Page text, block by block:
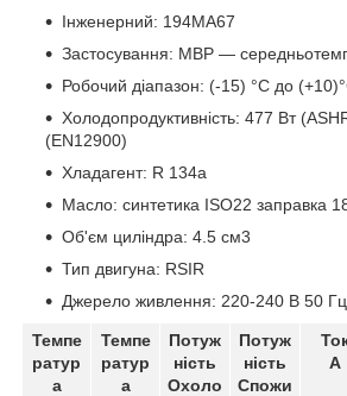
Інженерний: 194MA67
Застосування: MBP —
Робочий діапазон: (-15) °C до
Холодопродуктивність: 477 Вт
(EN12900)
Хладагент: R 134a
Масло: синтетика ISO22 заправка
Об'єм циліндра: 4.5 см3
Тип двигуна: RSIR
Джерело живлення: 220-240 В 50 Гц
Темпе
ратур
а
Темпе
ратур
а
Потуж
ність
Охоло
Потуж
ність
Спожи
A